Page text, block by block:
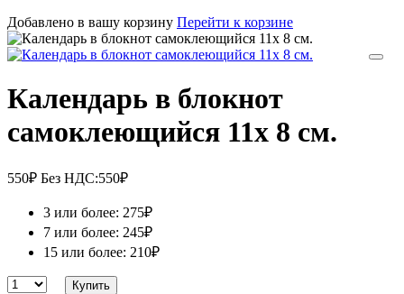
Добавлено в вашу корзину Перейти к корзине
Календарь в блокнот
самоклеющийся 11х 8 см.
550₽ Без НДС:550₽
3 или более: 275₽
7 или более: 245₽
15 или более: 210₽
Купить